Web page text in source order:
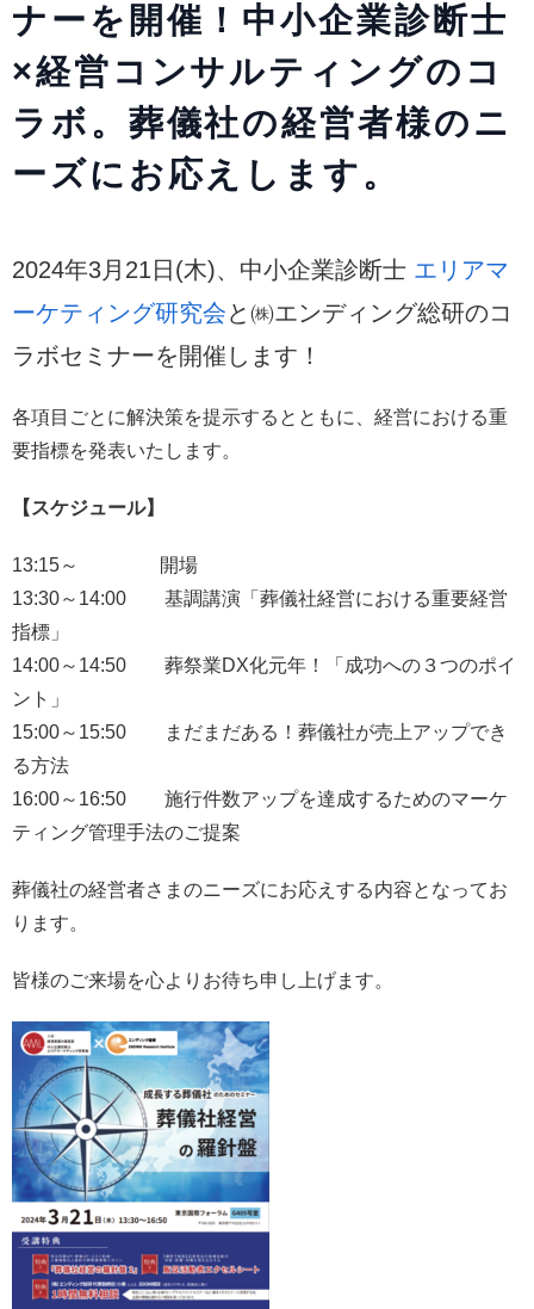
ナーを開催！中小企業診断士
×経営コンサルティングのコ
ラボ。葬儀社の経営者様のニ
ーズにお応えします。
2024年3月21日(木)、 中小企業診断士 エリアマ
ーケティング研究会と㈱エンディング総研のコ
ラボセミナーを開催します！
各項目ごとに解決策を提示するとともに、経営における重
要指標を発表いたします。
【スケジュール】
13:15～ 開場
13:30～14:00 基調講演「葬儀社経営における重要経営
指標」
14:00～14:50 葬祭業DX化元年！「成功への３つのポイ
ント」
15:00～15:50 まだまだある！葬儀社が売上アップでき
る方法
16:00～16:50 施行件数アップを達成するためのマーケ
ティング管理手法のご提案
葬儀社の経営者さまのニーズにお応えする内容となってお
ります。
皆様のご来場を心よりお待ち申し上げます。